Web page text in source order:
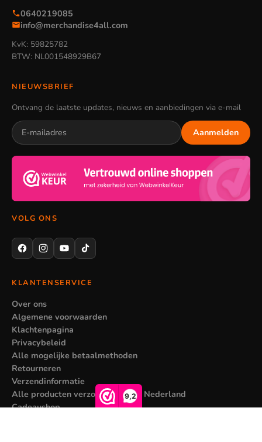
9,2
0640219085
info@merchandise4all.com
KvK: 59825782
BTW: NL001548929B67
NIEUWSBRIEF
Ontvang de laatste updates, nieuws en aanbiedingen via e-mail
Aanmelden
VOLG ONS
KLANTENSERVICE
Over ons
Algemene voorwaarden
Klachtenpagina
Privacybeleid
Alle mogelijke betaalmethoden
Retourneren
Verzendinformatie
Alle producten verzonden vanuit Nederland
Cadeaushop